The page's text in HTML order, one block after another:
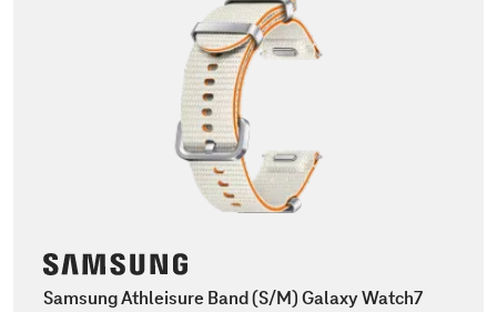
Samsung Athleisure Band (S/M) Galaxy Watch7